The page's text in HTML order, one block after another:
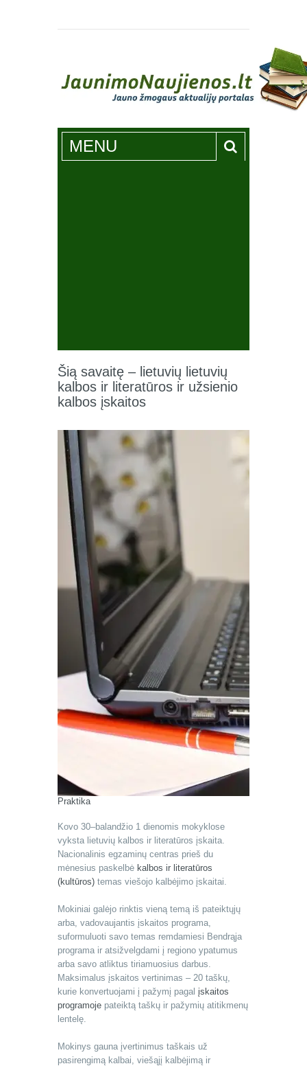
Jaunimonaujienos.lt
MENU
Šią savaitę – lietuvių lietuvių
kalbos ir literatūros ir užsienio
kalbos įskaitos
Praktika
Kovo 30–balandžio 1 dienomis mokyklose
vyksta lietuvių kalbos ir literatūros įskaita.
Nacionalinis egzaminų centras prieš du
mėnesius paskelbė kalbos ir literatūros
(kultūros) temas viešojo kalbėjimo įskaitai.
Mokiniai galėjo rinktis vieną temą iš pateiktųjų
arba, vadovaujantis įskaitos programa,
suformuluoti savo temas remdamiesi Bendrąja
programa ir atsižvelgdami į regiono ypatumus
arba savo atliktus tiriamuosius darbus.
Maksimalus įskaitos vertinimas – 20 taškų,
kurie konvertuojami į pažymį pagal įskaitos
programoje pateiktą taškų ir pažymių atitikmenų
lentelę.
Mokinys gauna įvertinimus taškais už
pasirengimą kalbai, viešąjį kalbėjimą ir